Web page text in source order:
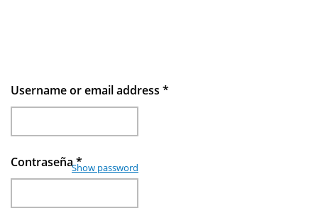
Username or email address *
Contraseña*
Show password